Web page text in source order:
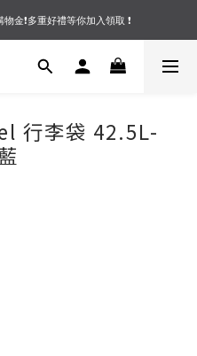
起❗超值入手就趁現在🔥
金❗多重好禮等你加入領取 ❗
起❗超值入手就趁現在🔥
行李袋 42.5L-